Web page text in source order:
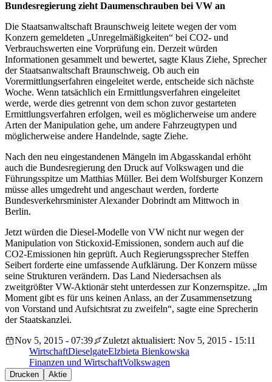
Bundesregierung zieht Daumenschrauben bei VW an
Die Staatsanwaltschaft Braunschweig leitete wegen der vom
Konzern gemeldeten „Unregelmäßigkeiten“ bei CO2- und
Verbrauchswerten eine Vorprüfung ein. Derzeit würden
Informationen gesammelt und bewertet, sagte Klaus Ziehe, Sprecher
der Staatsanwaltschaft Braunschweig. Ob auch ein
Vorermittlungserfahren eingeleitet werde, entscheide sich nächste
Woche. Wenn tatsächlich ein Ermittlungsverfahren eingeleitet
werde, werde dies getrennt von dem schon zuvor gestarteten
Ermittlungsverfahren erfolgen, weil es möglicherweise um andere
Arten der Manipulation gehe, um andere Fahrzeugtypen und
möglicherweise andere Handelnde, sagte Ziehe.
Nach den neu eingestandenen Mängeln im Abgasskandal erhöht
auch die Bundesregierung den Druck auf Volkswagen und die
Führungsspitze um Matthias Müller. Bei dem Wolfsburger Konzern
müsse alles umgedreht und angeschaut werden, forderte
Bundesverkehrsminister Alexander Dobrindt am Mittwoch in
Berlin.
Jetzt würden die Diesel-Modelle von VW nicht nur wegen der
Manipulation von Stickoxid-Emissionen, sondern auch auf die
CO2-Emissionen hin geprüft. Auch Regierungssprecher Steffen
Seibert forderte eine umfassende Aufklärung. Der Konzern müsse
seine Strukturen verändern. Das Land Niedersachsen als
zweitgrößter VW-Aktionär steht unterdessen zur Konzernspitze. „Im
Moment gibt es für uns keinen Anlass, an der Zusammensetzung
von Vorstand und Aufsichtsrat zu zweifeln“, sagte eine Sprecherin
der Staatskanzlei.
Nov 5, 2015 - 07:39
Zuletzt aktualisiert: Nov 5, 2015 - 15:11
WirtschaftDieselgateElzbieta Bienkowska
Finanzen und WirtschaftVolkswagen
Drucken Aktie